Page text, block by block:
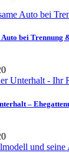
Auto bei Trennung
–